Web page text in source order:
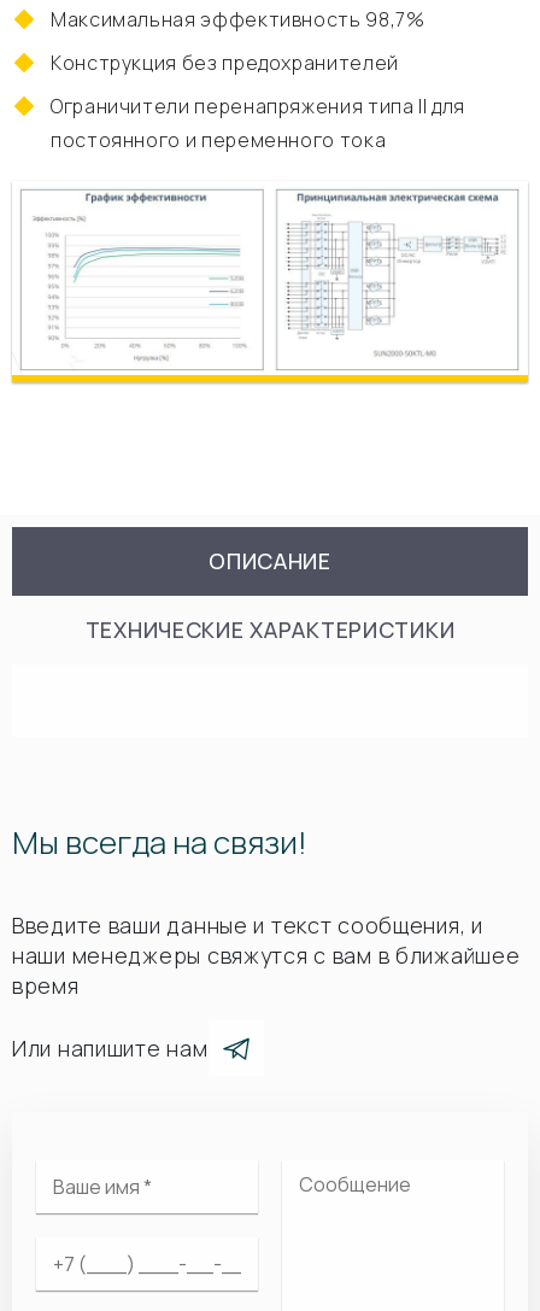
Максимальная эффективность 98,7%
Конструкция без предохранителей
Ограничители перенапряжения типа II для
постоянного и переменного тока
ОПИСАНИЕ
ТЕХНИЧЕСКИЕ ХАРАКТЕРИСТИКИ
Мы всегда на связи!
Введите ваши данные и текст сообщения, и
наши менеджеры свяжутся с вам в ближайшее
время
Или напишите нам